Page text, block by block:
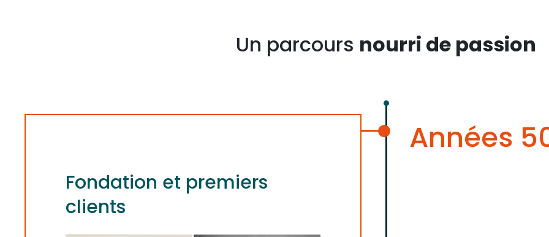
Un parcours nourri de passion
Années
Fondation et premiers
clients